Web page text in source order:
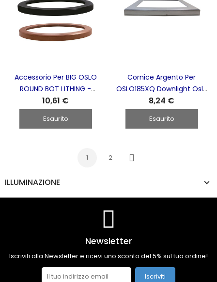
ILLUMINAZIONE
Accessorio Per BIG OSLO
ROUND BOT LITHING -
OSLO11A OSLO11N OSLO11R
10,61 €
Esaurito
Cornice Argento Per
OSLO185XQ Downlight Oslo
Squared BOT LIGHTING -
OSLO02A
8,24 €
Esaurito
1 2
Successivo
Newsletter
Iscriviti alla Newsletter e ricevi uno sconto del 5% sul tuo ordine!
Iscriviti